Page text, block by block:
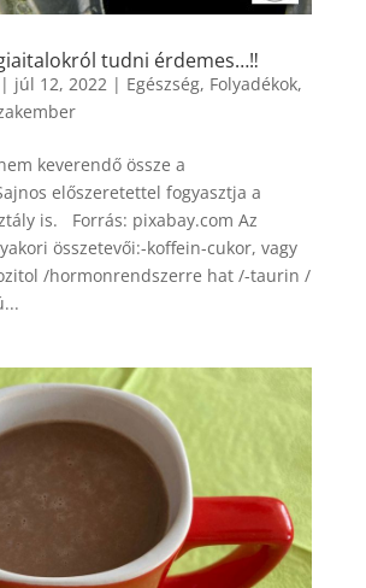
tudni érdemes…‼️
| júl 12, 2022| Egészség, Folyadékok,
keverendő össze a
előszeretettel fogyasztja a
is. Forrás: pixabay.com Az
összetevői:-koffein-cukor, vagy
/hormonrendszerre hat /-taurin /